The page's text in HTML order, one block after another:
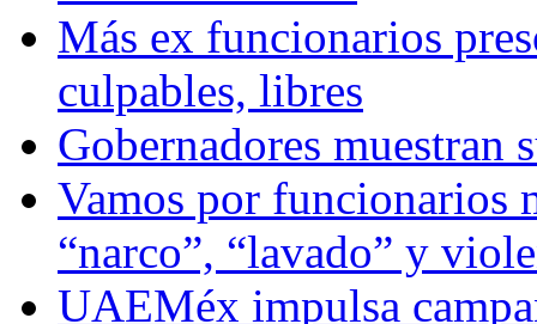
Más ex funcionarios
culpables, libres
Gobernadores muestran
Vamos por funcionarios
“narco”, “lavado” y
UAEMéx impulsa